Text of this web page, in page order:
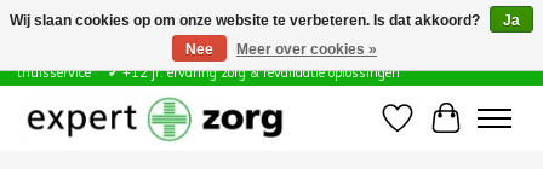
Zorg & Revalidatie Hulpmiddelen ✔ Eigen technische dienst &
thuisservice* ✔ +12 jr. ervaring zorg & revalidatie oplossingen
Verlanglijst
Wij slaan cookies op om onze website te verbeteren. Is dat akkoord?
Ja
Nee
Meer over cookies »